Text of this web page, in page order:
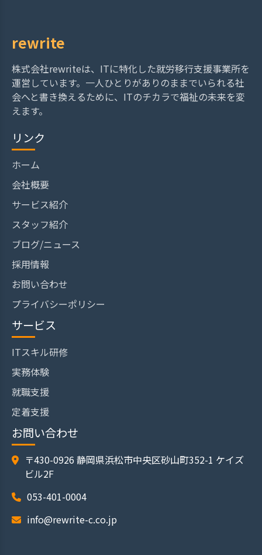
rewrite
株式会社rewriteは、ITに特化した就労移行支援事業所を
運営しています。一人ひとりがありのままでいられる社
会へと書き換えるために、ITのチカラで福祉の未来を変
えます。
リンク
ホーム
会社概要
サービス紹介
スタッフ紹介
ブログ/ニュース
採用情報
お問い合わせ
プライバシーポリシー
サービス
ITスキル研修
実務体験
就職支援
定着支援
お問い合わせ
〒430-0926 静岡県浜松市中央区砂山町352-1 ケイズ
ビル2F
053-401-0004
info@rewrite-c.co.jp